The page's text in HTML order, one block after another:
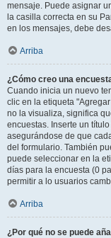
mensaje. Puede asignar
la casilla correcta en su
en los mensajes, debe
Arriba
¿Cómo creo una
Cuando inicia un nuevo
clic en la etiqueta
no la visualiza, significa
encuestas. Inserte un
asegurándose de que
del formulario. También
puede seleccionar en la
días para la encuesta (0
permitir a lo usuarios
Arriba
¿Por qué no se puede